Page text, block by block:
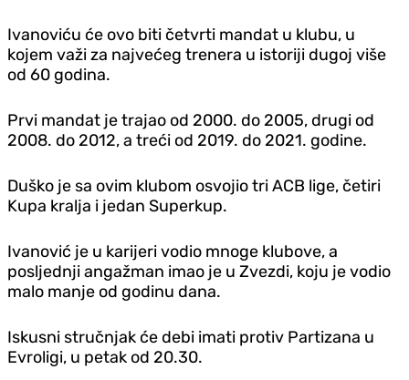
Ivanoviću će ovo biti četvrti mandat u klubu, u
kojem važi za najvećeg trenera u istoriji dugoj više
od 60 godina.
Prvi mandat je trajao od 2000. do 2005, drugi od
2008. do 2012, a treći od 2019. do 2021. godine.
Duško je sa ovim klubom osvojio tri ACB lige, četiri
Kupa kralja i jedan Superkup.
Ivanović je u karijeri vodio mnoge klubove, a
posljednji angažman imao je u Zvezdi, koju je vodio
malo manje od godinu dana.
Iskusni stručnjak će debi imati protiv Partizana u
Evroligi, u petak od 20.30.